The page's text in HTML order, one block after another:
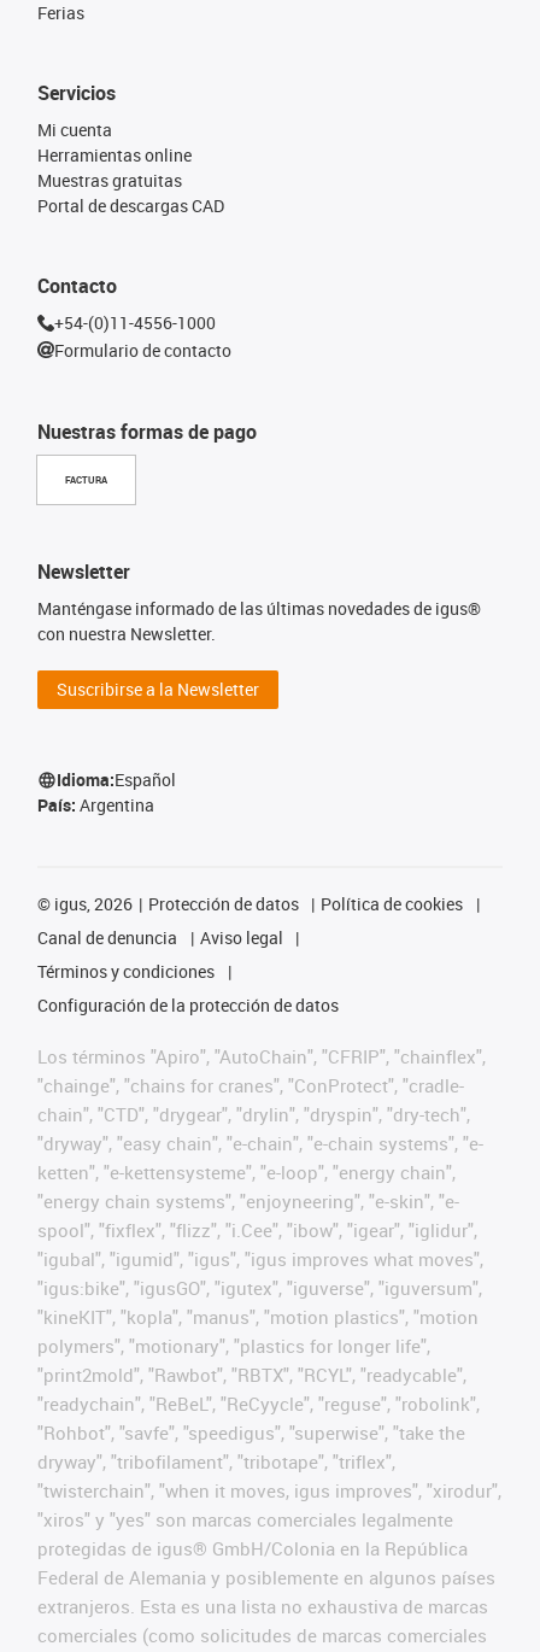
Ferias
Nuestras formas de pago
FACTURA
Servicios
Mi cuenta
Herramientas online
Muestras gratuitas
Portal de descargas CAD
Contacto
+54-(0)11-4556-1000
Formulario de contacto
Newsletter
Manténgase informado de las últimas novedades de igus®
con nuestra Newsletter.
Suscribirse a la Newsletter
Idioma:Español
País: Argentina
© igus, 2026 Protección de datos
Política de cookies
Canal de denuncia
Aviso legal
Términos y condiciones
Configuración de la protección de datos
Los términos "Apiro", "AutoChain", "CFRIP", "chainflex",
"chainge", "chains for cranes", "ConProtect", "cradle-
chain", "CTD", "drygear", "drylin", "dryspin", "dry-tech",
"dryway", "easy chain", "e-chain", "e-chain systems", "e-
ketten", "e-kettensysteme", "e-loop", "energy chain",
"energy chain systems", "enjoyneering", "e-skin", "e-
spool", "fixflex", "flizz", "i.Cee", "ibow", "igear", "iglidur",
"igubal", "igumid", "igus", "igus improves what moves",
"igus:bike", "igusGO", "igutex", "iguverse", "iguversum",
"kineKIT", "kopla", "manus", "motion plastics", "motion
polymers", "motionary", "plastics for longer life",
"print2mold", "Rawbot", "RBTX", "RCYL", "readycable",
"readychain", "ReBeL", "ReCyycle", "reguse", "robolink",
"Rohbot", "savfe", "speedigus", "superwise", "take the
dryway", "tribofilament", "tribotape", "triflex",
"twisterchain", "when it moves, igus improves", "xirodur",
"xiros" y "yes" son marcas comerciales legalmente
protegidas de igus® GmbH/Colonia en la República
Federal de Alemania y posiblemente en algunos países
extranjeros. Esta es una lista no exhaustiva de marcas
comerciales (como solicitudes de marcas comerciales